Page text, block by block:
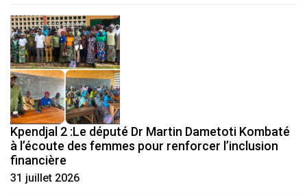
Kpendjal 2 :Le député Dr Martin Dametoti Kombaté
à l’écoute des femmes pour renforcer l’inclusion
financière
31 juillet 2026